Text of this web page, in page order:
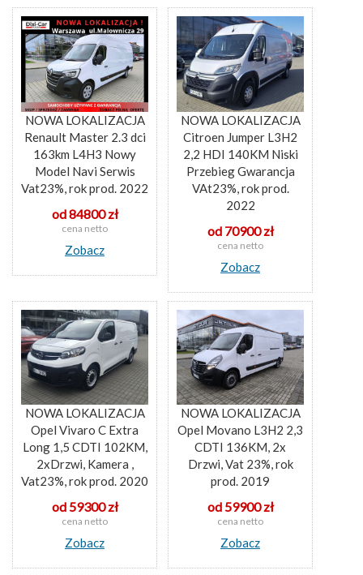
NOWA LOKALIZACJA
Renault Master 2.3 dci
163km L4H3 Nowy
Model Navi Serwis
Vat23%, rok prod. 2022
od 84800 zł
cena netto
Zobacz
NOWA LOKALIZACJA
Citroen Jumper L3H2
2,2 HDI 140KM Niski
Przebieg Gwarancja
VAt23%, rok prod.
2022
od 70900 zł
cena netto
Zobacz
NOWA LOKALIZACJA
Opel Vivaro C Extra
Long 1,5 CDTI 102KM,
2xDrzwi, Kamera ,
Vat23%, rok prod. 2020
od 59300 zł
cena netto
Zobacz
NOWA LOKALIZACJA
Opel Movano L3H2 2,3
CDTI 136KM, 2x
Drzwi, Vat 23%, rok
prod. 2019
od 59900 zł
cena netto
Zobacz